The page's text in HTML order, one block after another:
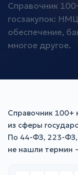
Справочник
госзакупок:
обеспечение,
многое другое.
Справочник 100+
из сферы
По 44-ФЗ, 223-ФЗ,
не нашли термин